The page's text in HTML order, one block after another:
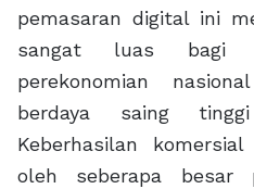
pemasaran digital ini
sangat luas bagi
perekonomian
berdaya saing
Keberhasilan
oleh seberapa besar